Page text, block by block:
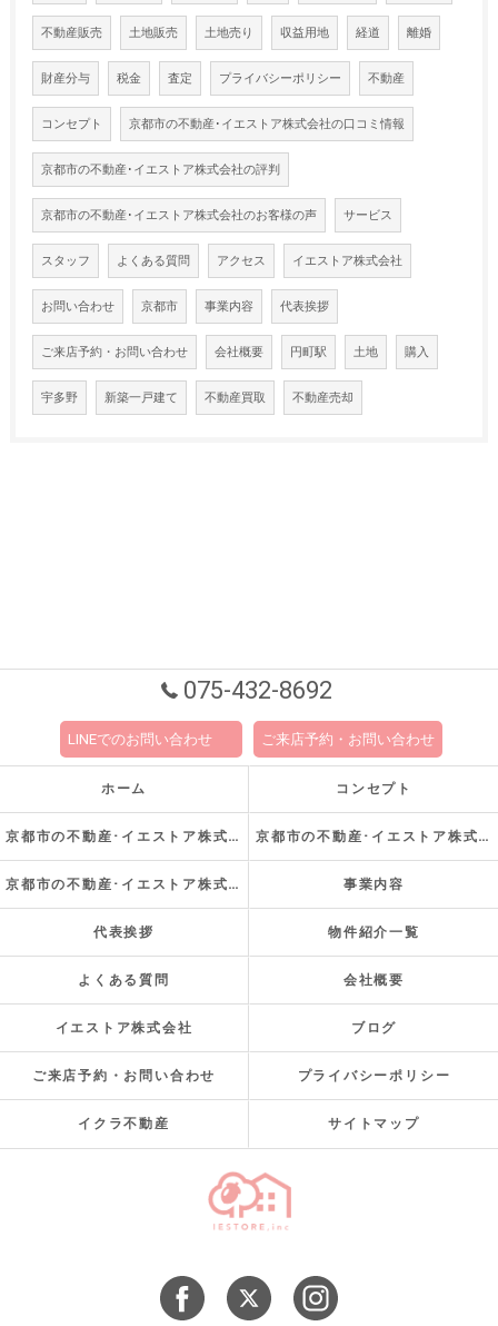
不動産販売 土地販売 土地売り 収益用地 経道 離婚
財産分与 税金 査定 プライバシーポリシー 不動産
コンセプト 京都市の不動産･イエストア株式会社の口コミ情報
京都市の不動産･イエストア株式会社の評判
京都市の不動産･イエストア株式会社のお客様の声 サービス
スタッフ よくある質問 アクセス イエストア株式会社
お問い合わせ 京都市 事業内容 代表挨拶
ご来店予約・お問い合わせ 会社概要 円町駅 土地 購入
宇多野 新築一戸建て 不動産買取 不動産売却
075-432-8692
LINEでのお問い合わせ ご来店予約・お問い合わせ
ホーム コンセプト
京都市の不動産･イエストア株式会社の口コミ情報 京都市の不動産･イエストア株式会社の評判
京都市の不動産･イエストア株式会社のお客様の声 事業内容
代表挨拶 物件紹介一覧
よくある質問 会社概要
イエストア株式会社 ブログ
ご来店予約・お問い合わせ プライバシーポリシー
イクラ不動産 サイトマップ